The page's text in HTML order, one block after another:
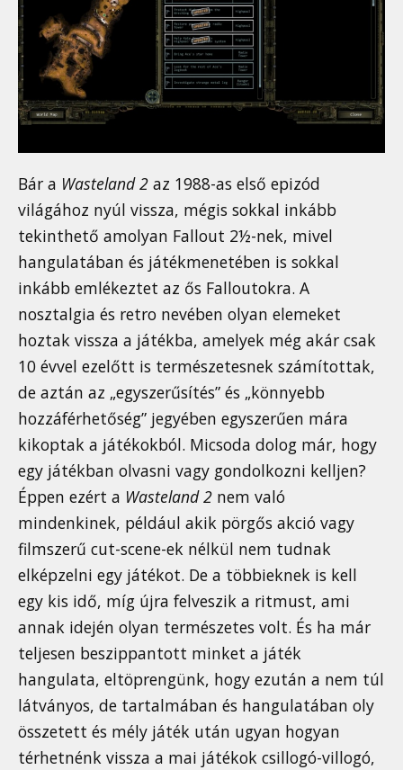
Bár a Wasteland 2 az 1988-as első epizód
világához nyúl vissza, mégis sokkal inkább
tekinthető amolyan Fallout 2½-nek, mivel
hangulatában és játékmenetében is sokkal
inkább emlékeztet az ős Falloutokra. A
nosztalgia és retro nevében olyan elemeket
hoztak vissza a játékba, amelyek még akár csak
10 évvel ezelőtt is természetesnek számítottak,
de aztán az „egyszerűsítés” és „könnyebb
hozzáférhetőség” jegyében egyszerűen mára
kikoptak a játékokból. Micsoda dolog már, hogy
egy játékban olvasni vagy gondolkozni kelljen?
Éppen ezért a Wasteland 2 nem való
mindenkinek, például akik pörgős akció vagy
filmszerű cut-scene-ek nélkül nem tudnak
elképzelni egy játékot. De a többieknek is kell
egy kis idő, míg újra felveszik a ritmust, ami
annak idején olyan természetes volt. És ha már
teljesen beszippantott minket a játék
hangulata, eltöprengünk, hogy ezután a nem túl
látványos, de tartalmában és hangulatában oly
összetett és mély játék után ugyan hogyan
térhetnénk vissza a mai játékok csillogó-villogó,